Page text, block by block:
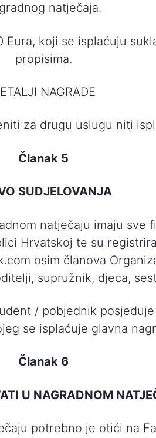
natječaja.
Eura, koji se isplaćuju
propisima.
NAGRADE
za drugu uslugu niti
Članak 5
SUDJELOVANJA
natječaju imaju sve
Hrvatskoj te su
osim članova
supružnik, djeca,
/ pobjednik
se isplaćuje glavna
Članak 6
U NAGRADNOM
potrebno je otići na